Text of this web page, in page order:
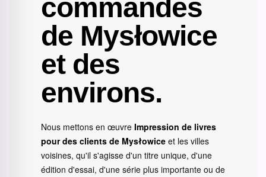
commandes
de Mysłowice
et des
environs.
Nous mettons en œuvre Impression de livres
pour des clients de Mysłowice et les villes
voisines, qu'il s'agisse d'un titre unique, d'une
édition d'essai, d'une série plus importante ou de